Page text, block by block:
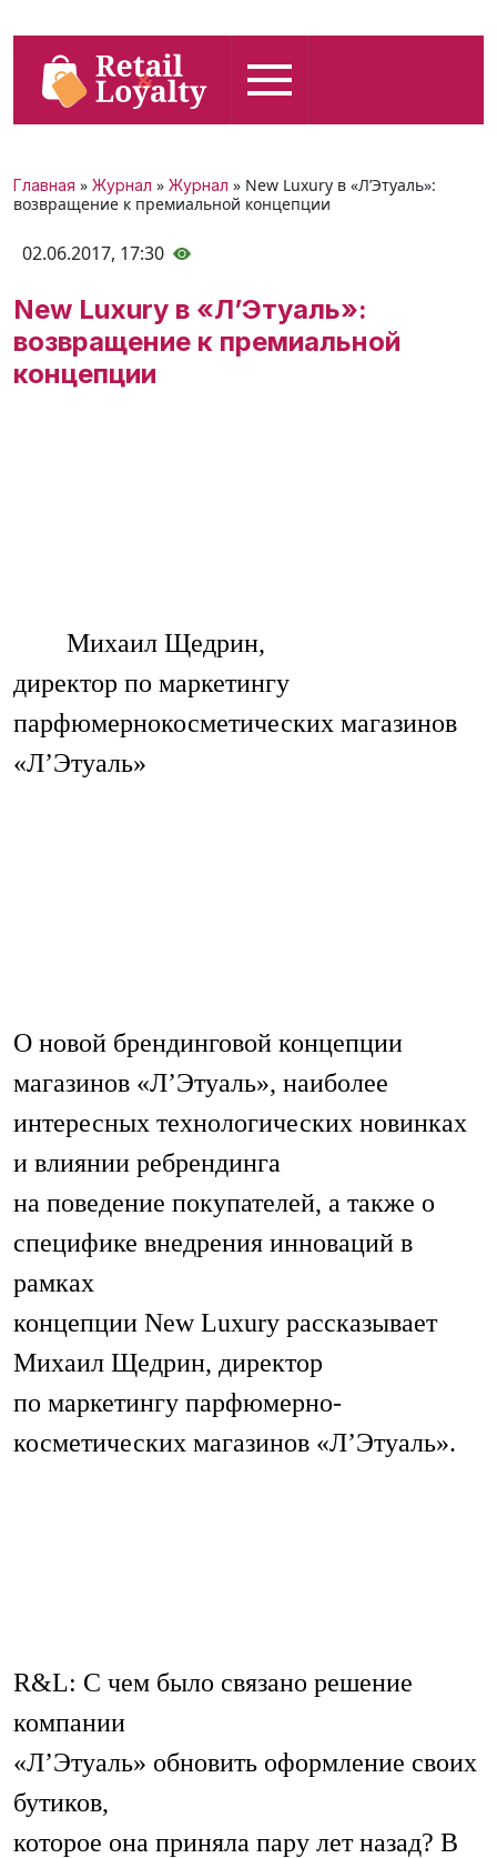
Главная » Журнал » Журнал » New Luxury в «Л’Этуаль»:
возвращение к премиальной концепции
02.06.2017, 17:30
New Luxury в «Л’Этуаль»:
возвращение к премиальной
концепции
Михаил Щедрин,
директор по маркетингу
парфюмернокосметических магазинов
«Л’Этуаль»
О новой брендинговой концепции
магазинов «Л’Этуаль», наиболее
интересных технологических новинках
и влиянии ребрендинга
на поведение покупателей, а также о
специфике внедрения инноваций в
рамках
концепции New Luxury рассказывает
Михаил Щедрин, директор
по маркетингу парфюмерно-
косметических магазинов «Л’Этуаль».
R&L: С чем было связано решение
компании
«Л’Этуаль» обновить оформление своих
бутиков,
которое она приняла пару лет назад? В